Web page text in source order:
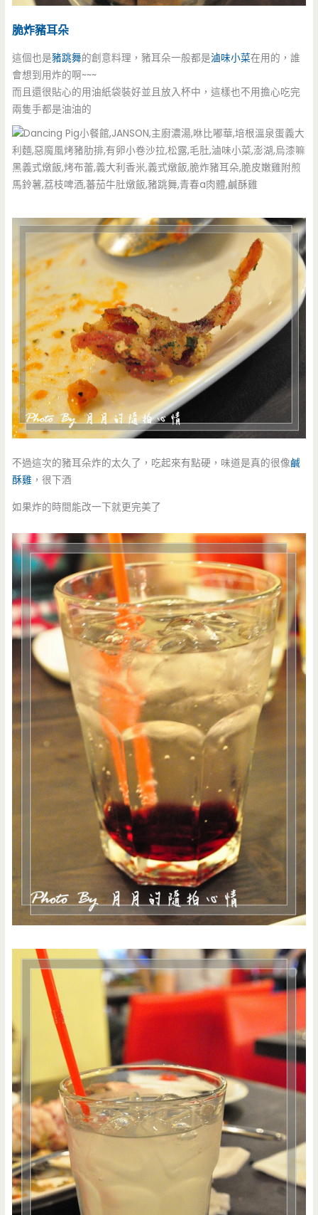
脆炸豬耳朵
這個也是豬跳舞的創意料理，豬耳朵一般都是滷味小菜在用的，誰
會想到用炸的啊~~~
而且還很貼心的用油紙袋裝好並且放入杯中，這樣也不用擔心吃完
兩隻手都是油油的
不過這次的豬耳朵炸的太久了，吃起來有點硬，味道是真的很像鹹
酥雞 ，很下酒
如果炸的時間能改一下就更完美了